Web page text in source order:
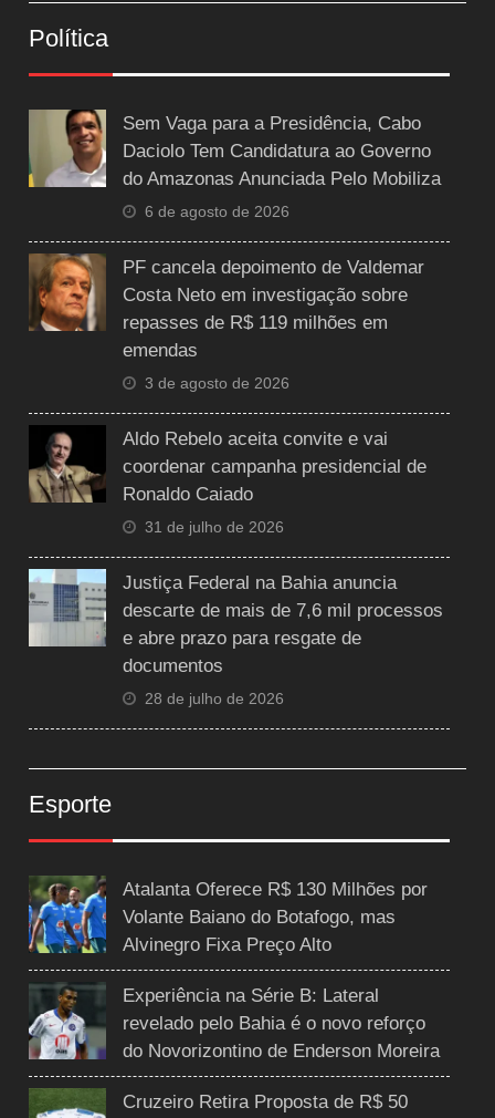
Política
Sem Vaga para a Presidência, Cabo
Daciolo Tem Candidatura ao Governo
do Amazonas Anunciada Pelo Mobiliza
6 de agosto de 2026
PF cancela depoimento de Valdemar
Costa Neto em investigação sobre
repasses de R$ 119 milhões em
emendas
3 de agosto de 2026
Aldo Rebelo aceita convite e vai
coordenar campanha presidencial de
Ronaldo Caiado
31 de julho de 2026
Justiça Federal na Bahia anuncia
descarte de mais de 7,6 mil processos
e abre prazo para resgate de
documentos
28 de julho de 2026
Esporte
Atalanta Oferece R$ 130 Milhões por
Volante Baiano do Botafogo, mas
Alvinegro Fixa Preço Alto
Experiência na Série B: Lateral
revelado pelo Bahia é o novo reforço
do Novorizontino de Enderson Moreira
Cruzeiro Retira Proposta de R$ 50